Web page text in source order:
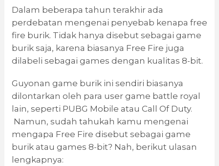
Dalam beberapa tahun terakhir ada
perdebatan mengenai penyebab kenapa free
fire burik. Tidak hanya disebut sebagai game
burik saja, karena biasanya Free Fire juga
dilabeli sebagai games dengan kualitas 8-bit.
Guyonan game burik ini sendiri biasanya
dilontarkan oleh para user game battle royal
lain, seperti PUBG Mobile atau Call Of Duty.
Namun, sudah tahukah kamu mengenai
mengapa Free Fire disebut sebagai game
burik atau games 8-bit? Nah, berikut ulasan
lengkapnya: